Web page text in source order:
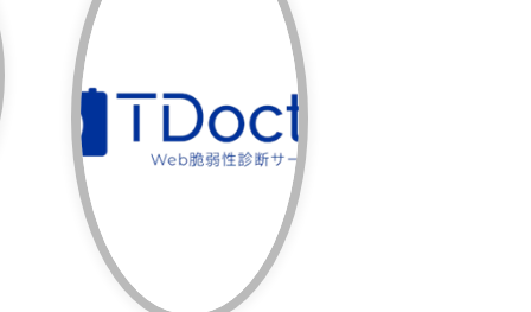
システムを構成する
OSやミドルウェア、
Webアプリケーション